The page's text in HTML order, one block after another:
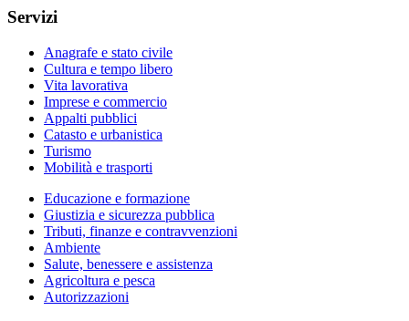
Servizi
Anagrafe e stato civile
Cultura e tempo libero
Vita lavorativa
Imprese e commercio
Appalti pubblici
Catasto e urbanistica
Turismo
Mobilità e trasporti
Educazione e formazione
Giustizia e sicurezza pubblica
Tributi, finanze e contravvenzioni
Ambiente
Salute, benessere e assistenza
Agricoltura e pesca
Autorizzazioni